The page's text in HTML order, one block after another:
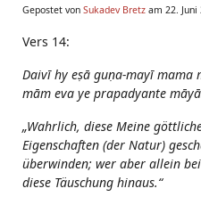
Gepostet von Sukadev Bretz am 22.
Vers 14:
Daivī hy eṣā guṇa-mayī mama
mām eva ye prapadyante
„Wahrlich, diese Meine
Eigenschaften (der Natur)
überwinden; wer aber allein
diese Täuschung hinaus.“